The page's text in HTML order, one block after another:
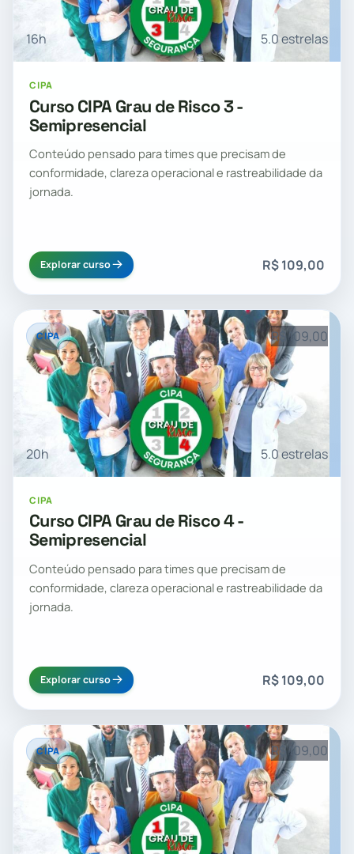
16h 5.0 estrelas
CIPA
Curso CIPA Grau de Risco 3 -
Semipresencial
Conteúdo pensado para times que precisam de
conformidade, clareza operacional e rastreabilidade da
jornada.
Explorar curso R$ 109,00
CIPA R$ 109,00
20h 5.0 estrelas
CIPA
Curso CIPA Grau de Risco 4 -
Semipresencial
Conteúdo pensado para times que precisam de
conformidade, clareza operacional e rastreabilidade da
jornada.
Explorar curso R$ 109,00
CIPA R$ 109,00